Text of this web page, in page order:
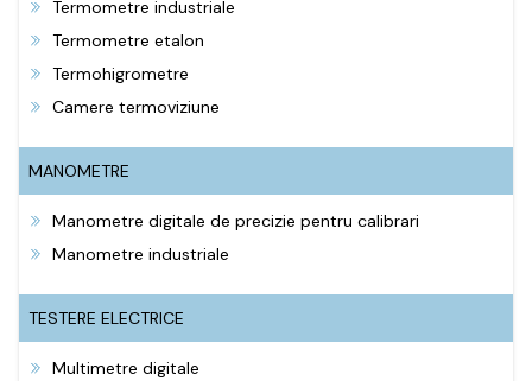
Termometre industriale
Termometre etalon
Termohigrometre
Camere termoviziune
MANOMETRE
Manometre digitale de precizie pentru calibrari
Manometre industriale
TESTERE ELECTRICE
Multimetre digitale